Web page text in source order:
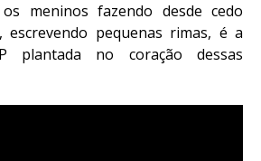
meninos fazendo desde cedo
escrevendo pequenas rimas, é a
plantada no coração dessas